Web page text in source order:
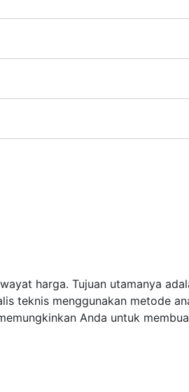
dividen.
harga. Tujuan utamanya
teknis menggunakan metode
Anda untuk